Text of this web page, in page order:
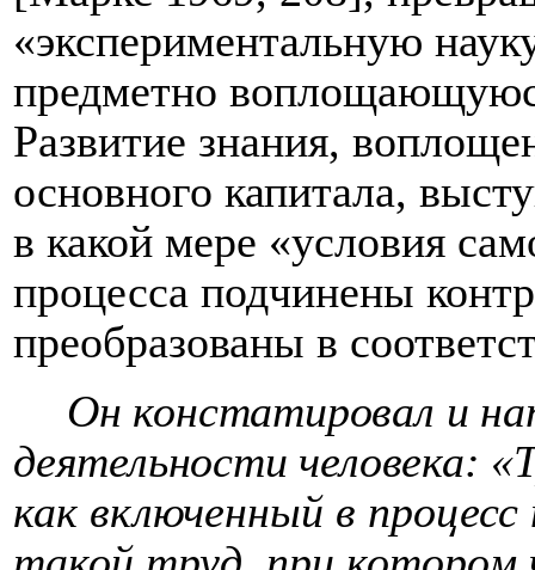
«экспериментальную
предметно
Развитие знания,
основного капитала,
в какой мере «условия
процесса подчинены
преобразованы в
Он констатировал и
деятельности человека:
как включенный в процесс